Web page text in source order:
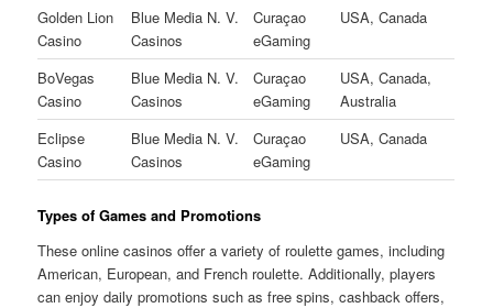
Golden Lion
Casino
Blue Media N. V.
Casinos
Curaçao
eGaming
USA, Canada
BoVegas
Casino
Blue Media N. V.
Casinos
Curaçao
eGaming
USA, Canada,
Australia
Eclipse
Casino
Blue Media N. V.
Casinos
Curaçao
eGaming
USA, Canada
Types of Games and Promotions
These online casinos offer a variety of roulette games, including
American, European, and French roulette. Additionally, players
can enjoy daily promotions such as free spins, cashback offers,